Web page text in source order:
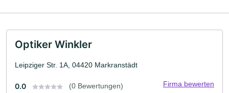
Optiker Winkler
Leipziger Str. 1A, 04420 Markranstädt
0.0 (0 Bewertungen) Firma bewerten